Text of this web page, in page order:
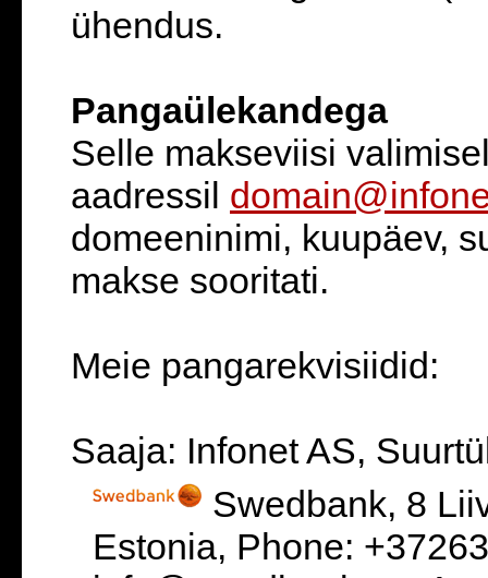
ühendus.
Pangaülekandega
Selle makseviisi
aadressil
domeeninimi, kuupäev,
makse sooritati.
Meie pangarekvisiidid:
Saaja: Infonet AS,
Swedbank, 8
Estonia, Phone: